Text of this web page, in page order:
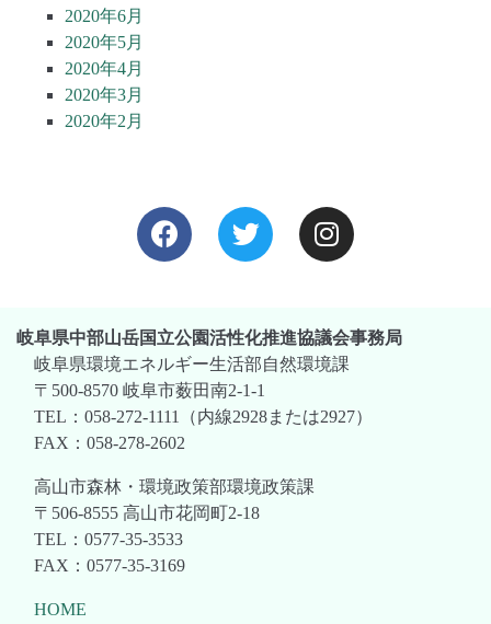
2020年6月
2020年5月
2020年4月
2020年3月
2020年2月
岐阜県中部山岳国立公園活性化推進協議会事務局
岐阜県環境エネルギー生活部自然環境課
〒500-8570 岐阜市薮田南2-1-1
TEL：058-272-1111（内線2928または2927）
FAX：058-278-2602
高山市森林・環境政策部環境政策課
〒506-8555 高山市花岡町2-18
TEL：0577-35-3533
FAX：0577-35-3169
HOME